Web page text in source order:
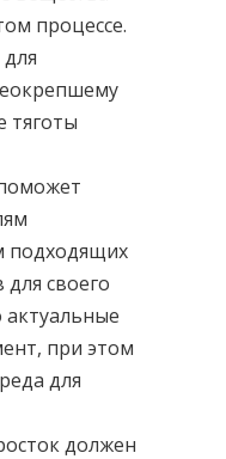
процессе.
тяготы
подходящих
своего
актуальные
при этом
для
должен